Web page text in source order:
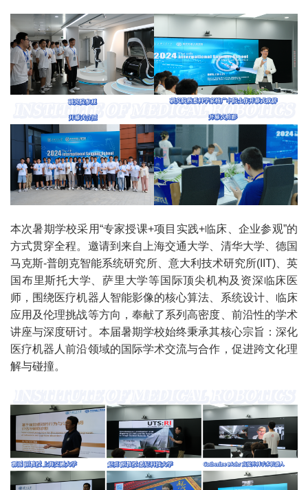
本次暑期学校采用“专家授课+项目实践+临床、企业参观”的
方式贯穿全程。邀请到来自上海交通大学、清华大学、德国
马克斯-普朗克智能系统研究所、意大利技术研究所(IIT)、英
国布里斯托大学、萨里大学等国际顶尖机构及资深临床医
师，围绕医疗机器人智能影像的核心算法、系统设计、临床
应用及伦理挑战等方向，奉献了系列高密度、前沿性的学术
讲座与深度研讨。本届暑期学校始终秉承其核心宗旨：深化
医疗机器人前沿领域的国际学术交流与合作，促进跨文化理
解与碰撞。